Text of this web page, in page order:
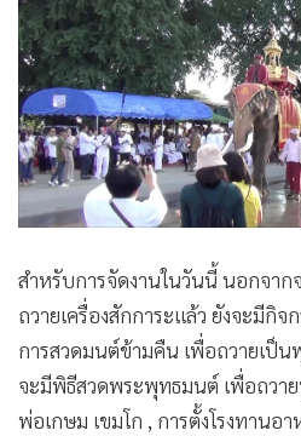
สำหรับการจัดงานในวันนี้ นอกจา
ถวายเครื่องสักการะแล้ว ยังจะมีกิจ
การสวดมนต์ข้ามคืน เพื่อถวายเป็
จะมีพิธีสวดพระพุทธมนต์ เพื่อถวา
พ่อเกษม เขมโก , การตั้งโรงทานอ